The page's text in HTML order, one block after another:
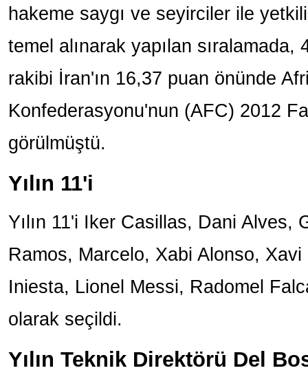
hakeme saygı ve seyirciler ile
temel alınarak yapılan sıralamada,
rakibi İran'ın 16,37 puan önünde
Konfederasyonu'nun (AFC) 2012
görülmüştü.
Yılın 11'i
Yılın 11'i Iker Casillas, Dani Alves,
Ramos, Marcelo, Xabi Alonso,
Iniesta, Lionel Messi, Radomel
olarak seçildi.
Yılın Teknik Direktörü Del